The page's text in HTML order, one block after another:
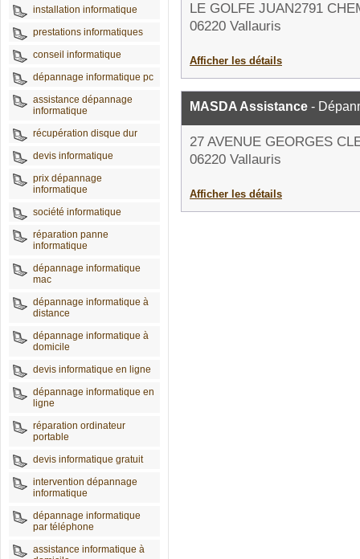
installation informatique
prestations informatiques
conseil informatique
dépannage informatique pc
assistance dépannage
informatique
récupération disque dur
devis informatique
prix dépannage
informatique
société informatique
réparation panne
informatique
dépannage informatique
mac
dépannage informatique à
distance
dépannage informatique à
domicile
devis informatique en ligne
dépannage informatique en
ligne
réparation ordinateur
portable
devis informatique gratuit
intervention dépannage
informatique
dépannage informatique
par téléphone
assistance informatique à
LE GOLFE JUAN2791
06220 Vallauris
Afficher les détails
MASDA Assistance -
27 AVENUE GEORGES
06220 Vallauris
Afficher les détails